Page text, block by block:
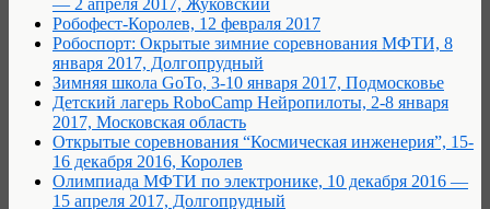
— 2 апреля 2017, Жуковский
Робофест-Королев, 12 февраля 2017
Робоспорт: Окрытые зимние соревнования МФТИ, 8
января 2017, Долгопрудный
Зимняя школа GoTo, 3-10 января 2017, Подмосковье
Детский лагерь RoboCamp Нейропилоты, 2-8 января
2017, Московская область
Открытые соревнования “Космическая инженерия”, 15-
16 декабря 2016, Королев
Олимпиада МФТИ по электронике, 10 декабря 2016 —
15 апреля 2017, Долгопрудный